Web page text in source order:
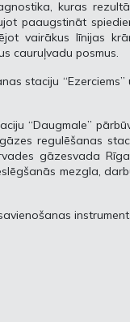
kuras
paaugstināt
vairākus līnijas
cauruļvadu posmus.
staciju “Ezerciems”
“Daugmale”
regulēšanas
gāzesvada
mezgla,